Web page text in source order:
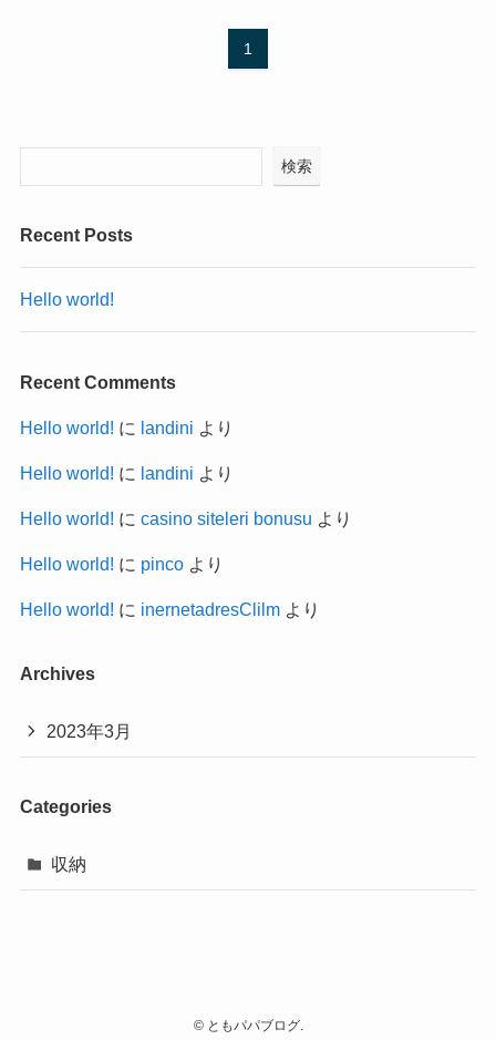
1
検索
Recent Posts
Hello world!
Recent Comments
Hello world! に landini より
Hello world! に landini より
Hello world! に casino siteleri bonusu より
Hello world! に pincoより
Hello world! に inernetadresClilmより
Archives
2023年3月
Categories
収納
©ともパパブログ.